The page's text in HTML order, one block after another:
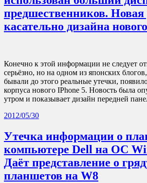
предшественников. Новая
касательно дизайна
Конечно к этой информации не следует
серьёзно, но на одном из японских
бывали до этого реальные утечки,
корпуса нового IPhone 5. Новость была
утром и показывает дизайн передней
2012/05/30
Утечка информации о
компьютере Dell на ОС
Даёт представление о
планшетов на W8